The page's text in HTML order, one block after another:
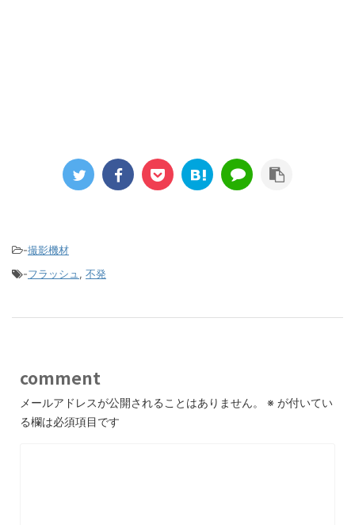
-撮影機材
-フラッシュ, 不発
comment
メールアドレスが公開されることはありません。 ※ が付いてい
る欄は必須項目です